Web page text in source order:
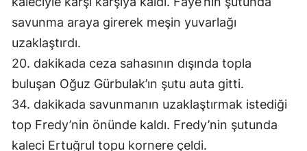
savunma araya girerek meşin yuvarlağı
uzaklaştırdı.
20. dakikada ceza sahasının dışında topla
buluşan Oğuz Gürbulak’ın şutu auta gitti.
34. dakikada savunmanın uzaklaştırmak istediği
top Fredy’nin önünde kaldı. Fredy’nin şutunda
kaleci Ertuğrul topu kornere çeldi.